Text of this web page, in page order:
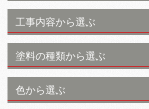
工事内容から選ぶ
塗料の種類から選ぶ
色から選ぶ